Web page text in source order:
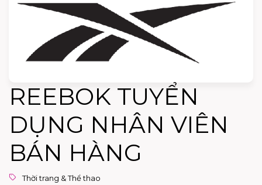
REEBOK TUYỂN
DỤNG NHÂN VIÊN
BÁN HÀNG
Thời trang & Thể thao